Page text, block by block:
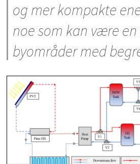
og mer kompakte
noe som kan være
byområder med